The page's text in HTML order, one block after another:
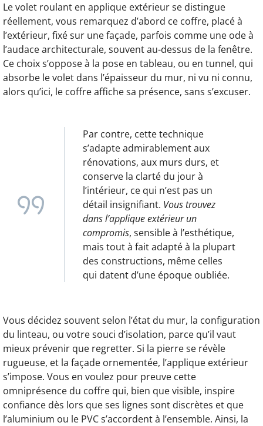
Le volet roulant en applique extérieur se distingue
réellement, vous remarquez d’abord ce coffre, placé à
l’extérieur, fixé sur une façade, parfois comme une ode à
l’audace architecturale, souvent au-dessus de la fenêtre.
Ce choix s’oppose à la pose en tableau, ou en tunnel, qui
absorbe le volet dans l’épaisseur du mur, ni vu ni connu,
alors qu’ici, le coffre affiche sa présence, sans s’excuser.
Par contre, cette technique
s’adapte admirablement aux
rénovations, aux murs durs, et
conserve la clarté du jour à
l’intérieur, ce qui n’est pas un
détail insignifiant. Vous trouvez
dans l’applique extérieur un
compromis, sensible à l’esthétique,
mais tout à fait adapté à la plupart
des constructions, même celles
qui datent d’une époque oubliée.
Vous décidez souvent selon l’état du mur, la configuration
du linteau, ou votre souci d’isolation, parce qu’il vaut
mieux prévenir que regretter. Si la pierre se révèle
rugueuse, et la façade ornementée, l’applique extérieur
s’impose. Vous en voulez pour preuve cette
omniprésence du coffre qui, bien que visible, inspire
confiance dès lors que ses lignes sont discrètes et que
l’aluminium ou le PVC s’accordent à l’ensemble. Ainsi, la